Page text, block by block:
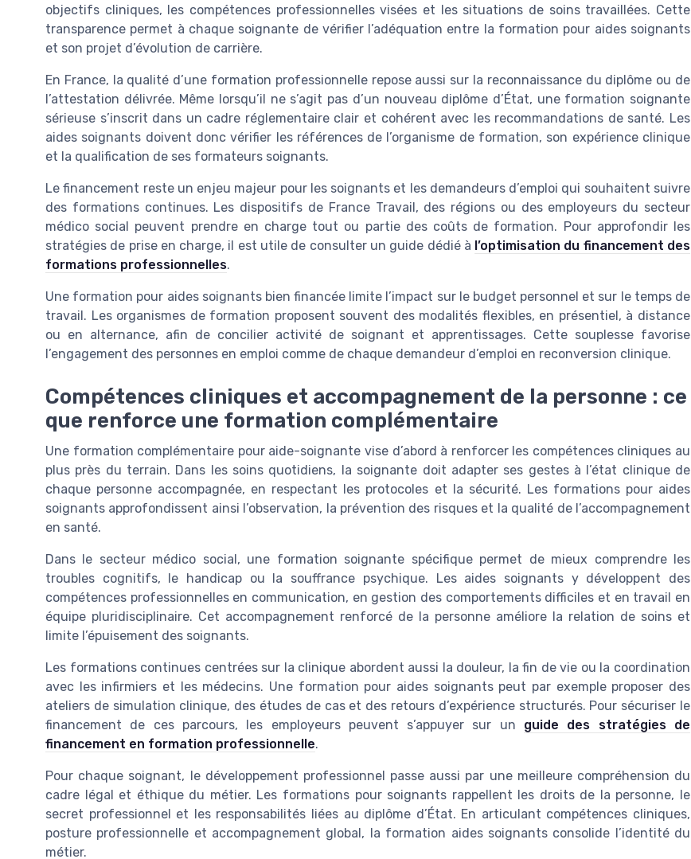
objectifs cliniques, les compétences professionnelles visées et les situations de soins travaillées. Cette
transparence permet à chaque soignante de vérifier l’adéquation entre la formation pour aides soignants
et son projet d’évolution de carrière.
En France, la qualité d’une formation professionnelle repose aussi sur la reconnaissance du diplôme ou de
l’attestation délivrée. Même lorsqu’il ne s’agit pas d’un nouveau diplôme d’État, une formation soignante
sérieuse s’inscrit dans un cadre réglementaire clair et cohérent avec les recommandations de santé. Les
aides soignants doivent donc vérifier les références de l’organisme de formation, son expérience clinique
et la qualification de ses formateurs soignants.
Le financement reste un enjeu majeur pour les soignants et les demandeurs d’emploi qui souhaitent suivre
des formations continues. Les dispositifs de France Travail, des régions ou des employeurs du secteur
médico social peuvent prendre en charge tout ou partie des coûts de formation. Pour approfondir les
stratégies de prise en charge, il est utile de consulter un guide dédié à l’optimisation du financement des
formations professionnelles.
Une formation pour aides soignants bien financée limite l’impact sur le budget personnel et sur le temps de
travail. Les organismes de formation proposent souvent des modalités flexibles, en présentiel, à distance
ou en alternance, afin de concilier activité de soignant et apprentissages. Cette souplesse favorise
l’engagement des personnes en emploi comme de chaque demandeur d’emploi en reconversion clinique.
Compétences cliniques et accompagnement de la personne : ce
que renforce une formation complémentaire
Une formation complémentaire pour aide-soignante vise d’abord à renforcer les compétences cliniques au
plus près du terrain. Dans les soins quotidiens, la soignante doit adapter ses gestes à l’état clinique de
chaque personne accompagnée, en respectant les protocoles et la sécurité. Les formations pour aides
soignants approfondissent ainsi l’observation, la prévention des risques et la qualité de l’accompagnement
en santé.
Dans le secteur médico social, une formation soignante spécifique permet de mieux comprendre les
troubles cognitifs, le handicap ou la souffrance psychique. Les aides soignants y développent des
compétences professionnelles en communication, en gestion des comportements difficiles et en travail en
équipe pluridisciplinaire. Cet accompagnement renforcé de la personne améliore la relation de soins et
limite l’épuisement des soignants.
Les formations continues centrées sur la clinique abordent aussi la douleur, la fin de vie ou la coordination
avec les infirmiers et les médecins. Une formation pour aides soignants peut par exemple proposer des
ateliers de simulation clinique, des études de cas et des retours d’expérience structurés. Pour sécuriser le
financement de ces parcours, les employeurs peuvent s’appuyer sur un guide des stratégies de
financement en formation professionnelle.
Pour chaque soignant, le développement professionnel passe aussi par une meilleure compréhension du
cadre légal et éthique du métier. Les formations pour soignants rappellent les droits de la personne, le
secret professionnel et les responsabilités liées au diplôme d’État. En articulant compétences cliniques,
posture professionnelle et accompagnement global, la formation aides soignants consolide l’identité du
métier.